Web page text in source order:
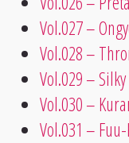
Vol.027 –
Vol.028 –
Vol.029 – Silky
Vol.030 –
Vol.031 –